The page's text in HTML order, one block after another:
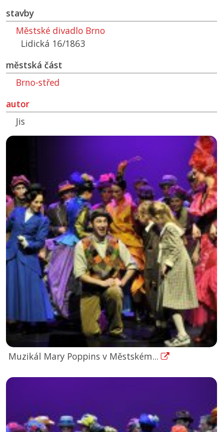
stavby
Městské divadlo Brno
Lidická 16/1863
městská část
Brno-střed
autor
Jis
Muzikál Mary Poppins v Městském...